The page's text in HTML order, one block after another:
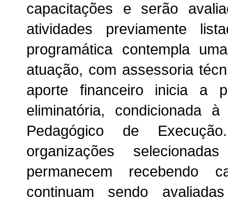
capacitações e serão
atividades previamente
programática contempla
atuação, com assessoria
aporte financeiro inicia a
eliminatória, condicionada
Pedagógico de
organizações
permanecem recebendo
continuam sendo